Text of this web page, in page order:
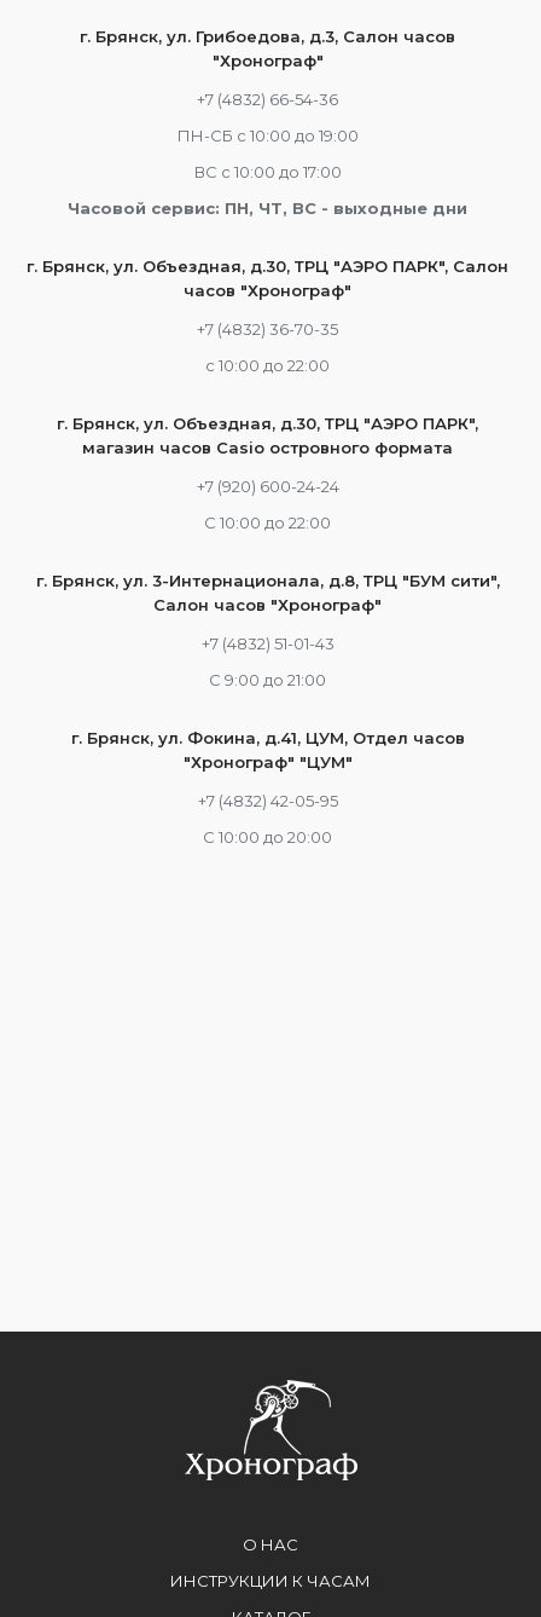
г. Брянск, ул. Грибоедова, д.3, Салон часов
"Хронограф"
+7 (4832) 66-54-36
ПН-СБ с 10:00 до 19:00
ВС с 10:00 до 17:00
Часовой сервис: ПН, ЧТ, ВС - выходные дни
г. Брянск, ул. Объездная, д.30, ТРЦ "АЭРО ПАРК", Салон
часов "Хронограф"
+7 (4832) 36-70-35
c 10:00 до 22:00
г. Брянск, ул. Объездная, д.30, ТРЦ "АЭРО ПАРК",
магазин часов Casio островного формата
+7 (920) 600-24-24
С 10:00 до 22:00
г. Брянск, ул. 3-Интернационала, д.8, ТРЦ "БУМ сити",
Салон часов "Хронограф"
+7 (4832) 51-01-43
С 9:00 до 21:00
г. Брянск, ул. Фокина, д.41, ЦУМ, Отдел часов
"Хронограф" "ЦУМ"
+7 (4832) 42-05-95
С 10:00 до 20:00
О НАС
ИНСТРУКЦИИ К ЧАСАМ